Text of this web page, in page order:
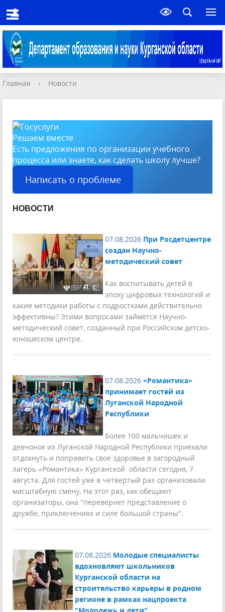
Главная › Новости
Решаем вместе
Есть предложения по организации учебного
процесса или знаете, как сделать школу лучше?
Написать о проблеме
НОВОСТИ
07.08.2026 При Росдетцентре
создан Научно-
методический совет
Как воспитывать детей в
эпоху цифровых технологий и
какие методики работы с подростками действительно
эффективны? Этими вопросами займётся Научно-
методический совет, созданный при Российском детско-
юношеском центре.
07.08.2026 «Романтика»
принимает гостей из
Луганской Народной
Республики
Более 100 мальчишек и
девчонок из Луганской Народной Республики приехали
отдохнуть и поправить свое здоровье в загородный
лагерь «Романтика» Курганской области сегодня, 7
августа. Для гостей уже в четвертый раз организовали
масштабную смену. На этот раз, как обещают
организаторы, она "перевернет представление о
дружбе, приключениях и силе большой страны".
07.08.2026 Молодые специалисты
вдохновляют школьников
Курганской области на
строительство карьеры в родном
регионе в рамках нацпроекта